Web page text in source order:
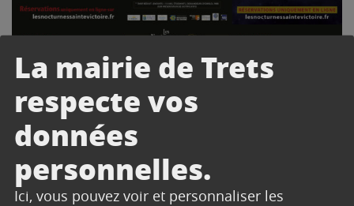
La mairie de Trets
respecte vos
données
personnelles.
Ici, vous pouvez voir et personnaliser les